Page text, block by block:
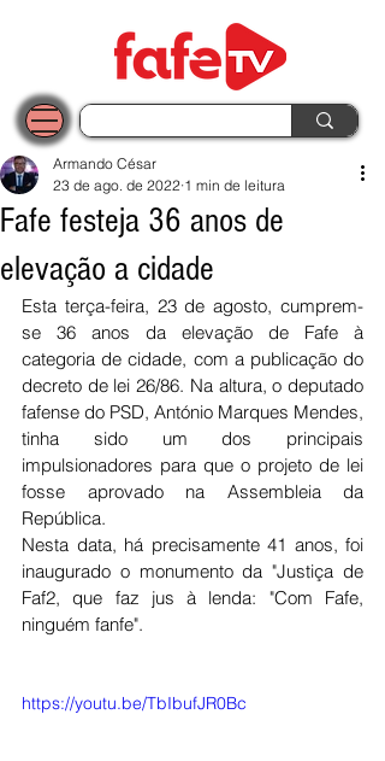
Fafe festeja 36 anos de
elevação a cidade
Armando César
23 de ago. de 2022 1 min de leitura
Esta terça-feira, 23 de agosto, cumprem-
se 36 anos da elevação de Fafe à
categoria de cidade, com a publicação do
decreto de lei 26/86. Na altura, o deputado
fafense do PSD, António Marques Mendes,
tinha sido um dos principais
impulsionadores para que o projeto de lei
fosse aprovado na Assembleia da
República.
Nesta data, há precisamente 41 anos, foi
inaugurado o monumento da "Justiça de
Faf2, que faz jus à lenda: "Com Fafe,
ninguém fanfe".
https://youtu.be/TbIbufJR0Bc